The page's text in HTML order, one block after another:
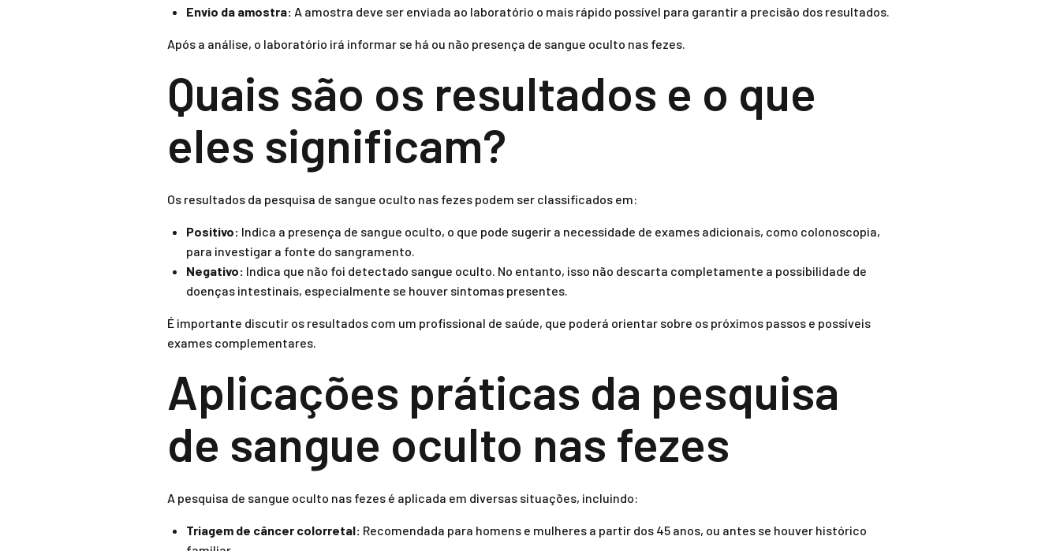
Envio da amostra: A amostra deve ser enviada ao laboratório o mais rápido possível para garantir a precisão dos resultados.
Após a análise, o laboratório irá informar se há ou não presença de sangue oculto nas fezes.
Quais são os resultados e o que
eles significam?
Os resultados da pesquisa de sangue oculto nas fezes podem ser classificados em:
Positivo: Indica a presença de sangue oculto, o que pode sugerir a necessidade de exames adicionais, como colonoscopia,
para investigar a fonte do sangramento.
Negativo: Indica que não foi detectado sangue oculto. No entanto, isso não descarta completamente a possibilidade de
doenças intestinais, especialmente se houver sintomas presentes.
É importante discutir os resultados com um profissional de saúde, que poderá orientar sobre os próximos passos e possíveis
exames complementares.
Aplicações práticas da pesquisa
de sangue oculto nas fezes
A pesquisa de sangue oculto nas fezes é aplicada em diversas situações, incluindo:
Triagem de câncer colorretal: Recomendada para homens e mulheres a partir dos 45 anos, ou antes se houver histórico